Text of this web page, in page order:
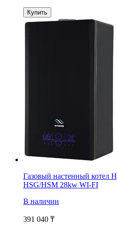
Купить
Газовый настенный котел
HSG/HSM 28kw WI-FI
В наличии
391 040 ₸